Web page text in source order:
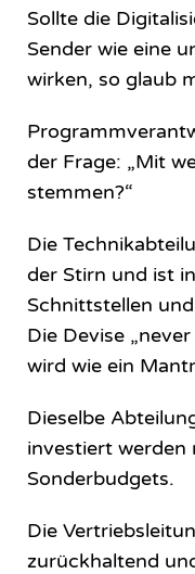
Sollte die
Sender wie eine
wirken, so glaub
der Frage: „Mit
stemmen?“
Die
der Stirn und ist
Schnittstellen
Die Devise
wird wie ein
Dieselbe
investiert
Sonderbudgets.
Die
zurückhaltend